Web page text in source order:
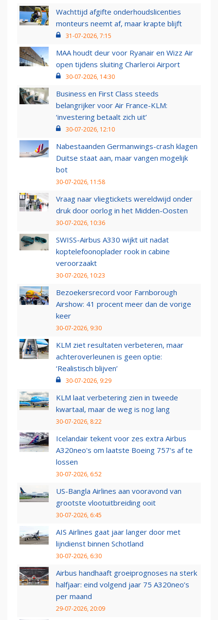
Wachttijd afgifte onderhoudslicenties
monteurs neemt af, maar krapte blijft
31-07-2026, 7:15
MAA houdt deur voor Ryanair en Wizz Air
open tijdens sluiting Charleroi Airport
30-07-2026, 14:30
Business en First Class steeds
belangrijker voor Air France-KLM:
‘investering betaalt zich uit’
30-07-2026, 12:10
Nabestaanden Germanwings-crash klagen
Duitse staat aan, maar vangen mogelijk
bot
30-07-2026, 11:58
Vraag naar vliegtickets wereldwijd onder
druk door oorlog in het Midden-Oosten
30-07-2026, 10:36
SWISS-Airbus A330 wijkt uit nadat
koptelefoonoplader rook in cabine
veroorzaakt
30-07-2026, 10:23
Bezoekersrecord voor Farnborough
Airshow: 41 procent meer dan de vorige
keer
30-07-2026, 9:30
KLM ziet resultaten verbeteren, maar
achteroverleunen is geen optie:
‘Realistisch blijven’
30-07-2026, 9:29
KLM laat verbetering zien in tweede
kwartaal, maar de weg is nog lang
30-07-2026, 8:22
Icelandair tekent voor zes extra Airbus
A320neo's om laatste Boeing 757's af te
lossen
30-07-2026, 6:52
US-Bangla Airlines aan vooravond van
grootste vlootuitbreiding ooit
30-07-2026, 6:45
AIS Airlines gaat jaar langer door met
lijndienst binnen Schotland
30-07-2026, 6:30
Airbus handhaaft groeiprognoses na sterk
halfjaar: eind volgend jaar 75 A320neo’s
per maand
29-07-2026, 20:09